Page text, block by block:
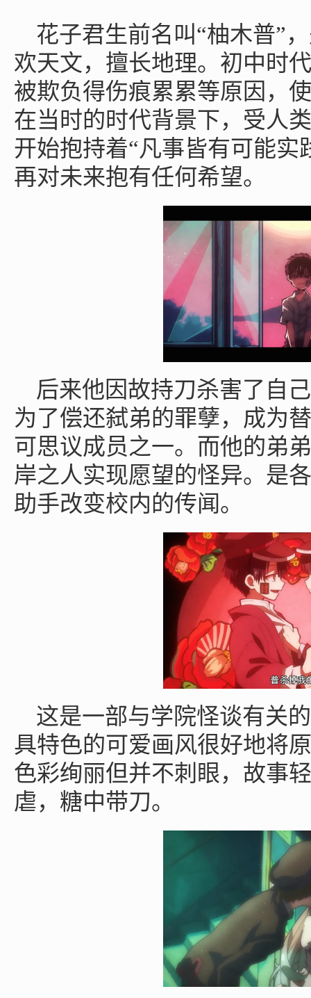
花子君生前名叫“柚木普”
欢天文，擅长地理。初中时
被欺负得伤痕累累等原因，
在当时的时代背景下，受人
开始抱持着“凡事皆有可能实
再对未来抱有任何希望。
后来他因故持刀杀害了自
为了偿还弑弟的罪孽，成为
可思议成员之一。而他的弟
岸之人实现愿望的怪异。是
助手改变校内的传闻。
这是一部与学院怪谈有关
具特色的可爱画风很好地将
色彩绚丽但并不刺眼，故事
虐，糖中带刀。